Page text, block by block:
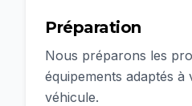
Préparation
Nous préparons les
équipements adaptés à
véhicule.